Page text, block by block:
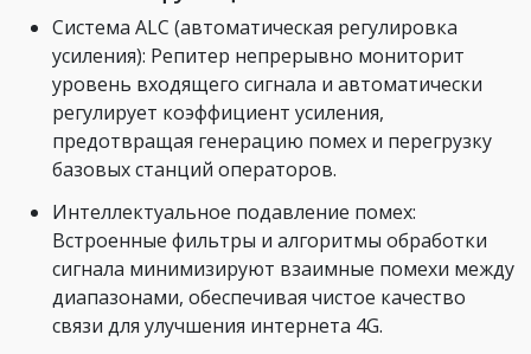
Система ALC (автоматическая регулировка
усиления): Репитер непрерывно мониторит
уровень входящего сигнала и автоматически
регулирует коэффициент усиления,
предотвращая генерацию помех и перегрузку
базовых станций операторов.
Интеллектуальное подавление помех:
Встроенные фильтры и алгоритмы обработки
сигнала минимизируют взаимные помехи между
диапазонами, обеспечивая чистое качество
связи для улучшения интернета 4G.